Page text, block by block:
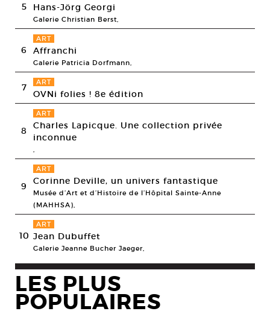
5 Hans-Jörg Georgi
Galerie Christian Berst,
6
ART
Affranchi
Galerie Patricia Dorfmann,
7 ART
OVNi folies ! 8e édition
8
ART
Charles Lapicque. Une collection privée
inconnue
,
9
ART
Corinne Deville, un univers fantastique
Musée d’Art et d’Histoire de l’Hôpital Sainte-Anne
(MAHHSA),
10
ART
Jean Dubuffet
Galerie Jeanne Bucher Jaeger,
LES PLUS
POPULAIRES